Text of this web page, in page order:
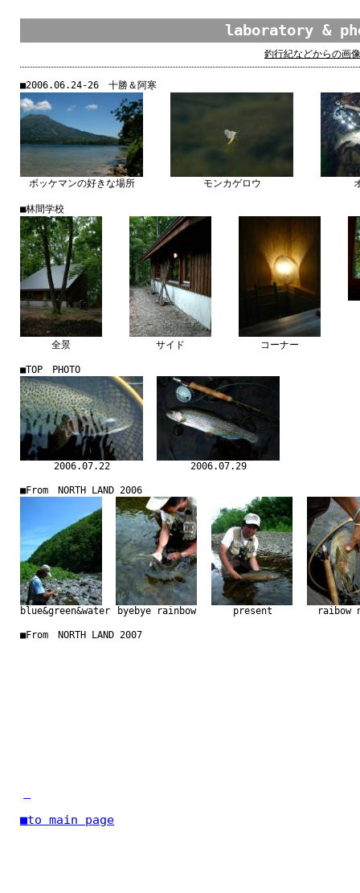
laboratory &
釣行紀などからの画像
■2006.06.24-26 十勝＆ 阿寒
ボッケマンの好きな場所 モンカゲロウ
■林間学校
全景 サイド コーナー
■TOP PHOTO
2006.07.22 2006.07.29
■From NORTH LAND 2006
blue&green&water byebye rainbow present raibow
■From NORTH LAND 2007
■to main page